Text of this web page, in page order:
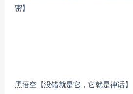
黑悟空【没错就是它，它就是神话】